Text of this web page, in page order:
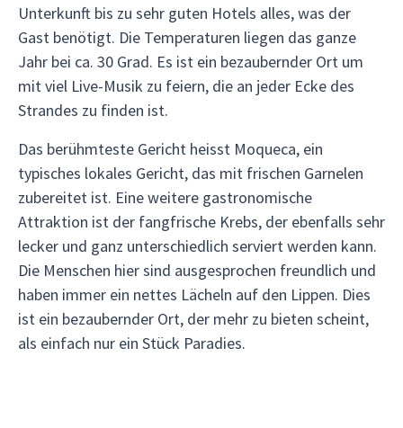
Unterkunft bis zu sehr guten Hotels alles, was der
Gast benötigt. Die Temperaturen liegen das ganze
Jahr bei ca. 30 Grad. Es ist ein bezaubernder Ort um
mit viel Live-Musik zu feiern, die an jeder Ecke des
Strandes zu finden ist.
Das berühmteste Gericht heisst Moqueca, ein
typisches lokales Gericht, das mit frischen Garnelen
zubereitet ist. Eine weitere gastronomische
Attraktion ist der fangfrische Krebs, der ebenfalls sehr
lecker und ganz unterschiedlich serviert werden kann.
Die Menschen hier sind ausgesprochen freundlich und
haben immer ein nettes Lächeln auf den Lippen. Dies
ist ein bezaubernder Ort, der mehr zu bieten scheint,
als einfach nur ein Stück Paradies.